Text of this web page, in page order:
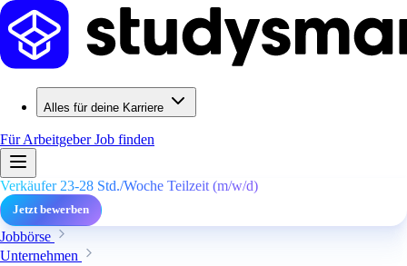
Alles für deine Karriere
Für ArbeitgeberJob finden
Verkäufer 23-28 Std./Woche Teilzeit (m/w/d)
Jetzt bewerben
Jobbörse
Unternehmen